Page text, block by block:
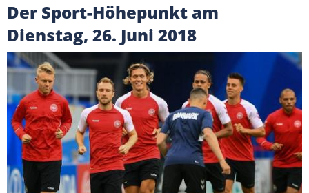
Der Sport-Höhepunkt am
Dienstag, 26. Juni 2018